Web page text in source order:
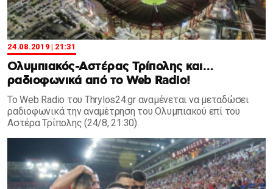
24.08.2019 | 21:31
Ολυμπιακός-Αστέρας Τρίπολης και…
ραδιοφωνικά από το Web Radio!
Το Web Radio του Thrylos24.gr αναμένεται να μεταδώσει
ραδιοφωνικά την αναμέτρηση του Ολυμπιακού επί του
Αστέρα Τρίπολης (24/8, 21:30).